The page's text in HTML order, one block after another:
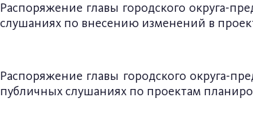
Распоряжение главы городского округа-
слушаниях по внесению изменений в
Распоряжение главы городского округа-
публичных слушаниях по проектам